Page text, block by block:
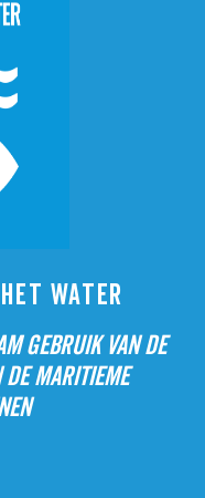
WATER
GEBRUIK VAN DE
DE MARITIEME